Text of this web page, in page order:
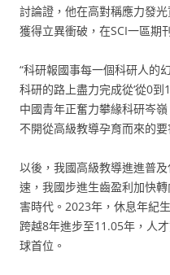
討論證，他在高對稱應力發
獲得立異衝破，在SCI一區期
“科研報國事每一個科研人的
科研的路上盡力完成從‘從0到
中國青年正奮力攀緣科研岑
不開從高級教導孕育而來的要
以後，我國高級教導進進普
速，我國步進生齒盈利加快
害時代。2023年，休息年紀
跨越8年進步至11.05年，人
球首位。